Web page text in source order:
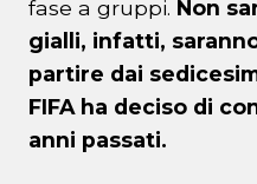
fase a gruppi. Non
gialli, infatti,
partire dai
FIFA ha deciso di
anni passati.